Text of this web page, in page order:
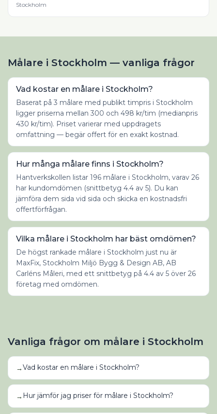
Stockholm
Målare i Stockholm — vanliga frågor
Vad kostar en målare i Stockholm?
Baserat på 3 målare med publikt timpris i Stockholm
ligger priserna mellan 300 och 498 kr/tim (medianpris
430 kr/tim). Priset varierar med uppdragets
omfattning — begär offert för en exakt kostnad.
Hur många målare finns i Stockholm?
Hantverkskollen listar 196 målare i Stockholm, varav 26
har kundomdömen (snittbetyg 4.4 av 5). Du kan
jämföra dem sida vid sida och skicka en kostnadsfri
offertförfrågan.
Vilka målare i Stockholm har bäst omdömen?
De högst rankade målare i Stockholm just nu är
MaxFix, Stockholm Miljö Bygg & Design AB, AB
Carléns Måleri, med ett snittbetyg på 4.4 av 5 över 26
företag med omdömen.
Vanliga frågor om målare i Stockholm
→Vad kostar en målare i Stockholm?
→ Hur jämför jag priser för målare i Stockholm?